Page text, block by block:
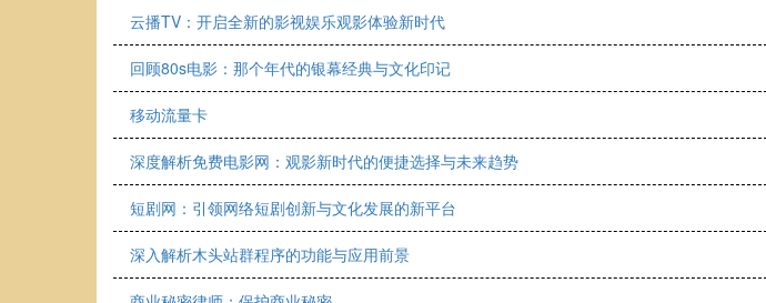
云播TV：开启全新的影视娱乐观影体验新时代
回顾80s电影：那个年代的银幕经典与文化印记
移动流量卡
深度解析免费电影网：观影新时代的便捷选择与未来趋势
短剧网：引领网络短剧创新与文化发展的新平台
深入解析木头站群程序的功能与应用前景